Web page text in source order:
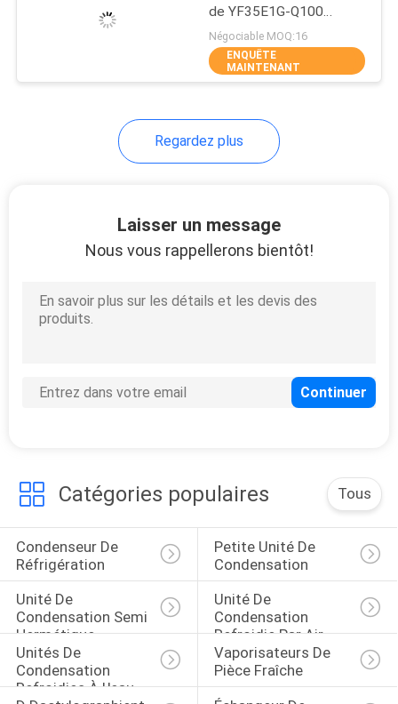
CONTRÔLE
CONTACTEZ-
DEMANDEZ
CITATION
POLITIQUE
DE
CONFIDENTIALITÉ
Unité de
condensation semi
Unité de
condensation
refroidie par air
Unités de
refroidies à l'eau
Vaporisateurs de
pièce fraîche
21
de YF35E1G-Q100
Invotech
Négociable MOQ:16
ENQUÊTE
MAINTENANT
Regardez plus
Laisser un message
Nous vous rappellerons bientôt!
Catégories populaires Tous
Condenseur De
Réfrigération
Petite Unité De
Condensation
Unité De
Condensation Semi
Hermétique
Unité De
Condensation
Refroidie Par Air
Unités De
Condensation
Refroidies À L'eau
Vaporisateurs De
Pièce Fraîche